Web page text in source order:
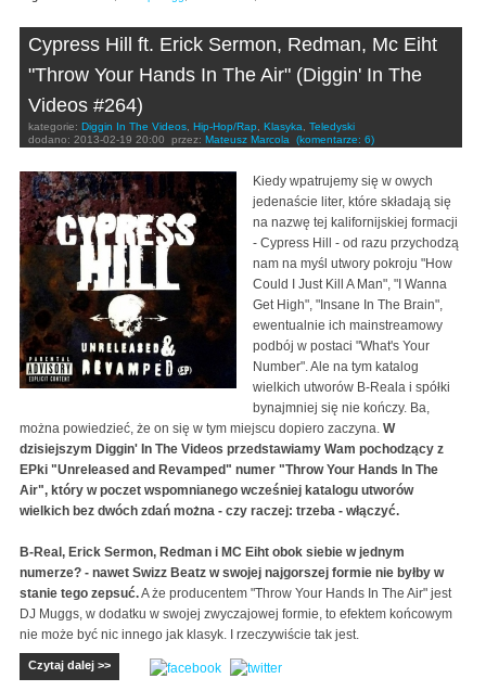
Cypress Hill ft. Erick Sermon, Redman, Mc Eiht
"Throw Your Hands In The Air" (Diggin' In The
Videos #264)
kategorie: Diggin In The Videos Hip-Hop/Rap Klasyka
Teledyski
dodano: 2013-02-19 20:00 przez: Mateusz Marcola (komentarze: 6)
Kiedy wpatrujemy się w owych
jedenaście liter, które składają się
na nazwę tej kalifornijskiej formacji
- Cypress Hill - od razu przychodzą
nam na myśl utwory pokroju "How
Could I Just Kill A Man", "I Wanna
Get High", "Insane In The Brain",
ewentualnie ich mainstreamowy
podbój w postaci "What's Your
Number". Ale na tym katalog
wielkich utworów B-Reala i spółki
bynajmniej się nie kończy. Ba,
można powiedzieć, że on się w tym miejscu dopiero zaczyna. W
dzisiejszym Diggin' In The Videos przedstawiamy Wam pochodzący z
EPki "Unreleased and Revamped" numer "Throw Your Hands In The
Air", który w poczet wspomnianego wcześniej katalogu utworów
wielkich bez dwóch zdań można - czy raczej: trzeba - włączyć.
B-Real, Erick Sermon, Redman i MC Eiht obok siebie w jednym
numerze? - nawet Swizz Beatz w swojej najgorszej formie nie byłby w
stanie tego zepsuć.A że producentem "Throw Your Hands In The Air" jest
DJ Muggs, w dodatku w swojej zwyczajowej formie, to efektem końcowym
nie może być nic innego jak klasyk. I rzeczywiście tak jest.
Czytaj dalej >>